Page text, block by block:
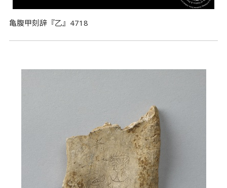
亀腹甲刻辞『乙』4718